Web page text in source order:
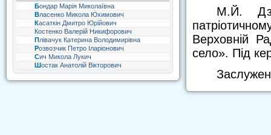
Бондар Марія Миколаївна
Власенко Микола Юхимович
Касаткін Дмитро Юрійович
Костенко Валерій Никифорович
Плівачук Катерина Володимирівна
Розвозчик Петро Іларіонович
Сич Микола Лукич
Шостак Анатолій Вікторович
М.Й.
Верховній
село». Під